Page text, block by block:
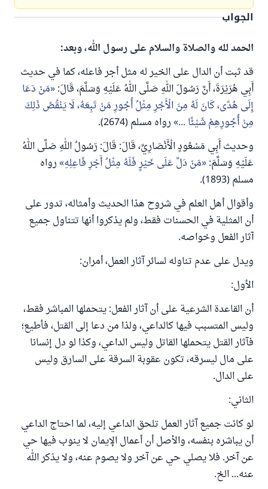
الجواب
الحمد لله والصلاة والسلام على رسول الله، وبعد:
قد ثبت أن الدال على الخير له مثل أجر فاعله، كما في حديث
أَبِي هُرَيْرَةَ، أَنَّ رَسُولَ اللهِ صَلَّى اللهُ عَلَيْهِ وَسَلَّمَ، قَالَ: مَنْ دَعَا
إِلَى هُدًى، كَانَ لَهُ مِنَ الْأَجْرِ مِثْلُ أُجُورِ مَنْ تَبِعَهُ، لَا يَنْقُصُ ذَلِكَ
مِنْ أُجُورِهِمْ شَيْئًا ... رواه مسلم (2674).
وحديث أَبِي مَسْعُودٍ الْأَنْصَارِيِّ، قَالَ: قَالَ: رَسُولُ اللهِ صَلَّى اللهُ
عَلَيْهِ وَسَلَّمَ: مَنْ دَلَّ عَلَى خَيْرٍ فَلَهُ مِثْلُ أَجْرِ فَاعِلِهِ رواه
مسلم (1893).
وأقوال أهل العلم في شروح هذا الحديث وأمثاله، تدور على
أن المثلية في الحسنات فقط، ولم يذكروا أنها تتناول جميع
آثار الفعل وخواصه.
ويدل على عدم تناوله لسائر آثار العمل، أمران:
الأول:
أن القاعدة الشرعية على أن آثار الفعل: يتحملها المباشر فقط،
وليس المتسبب فيها كالداعي، ولذا من دعا إلى القتل، فأطيع؛
فآثار القتل يتحملها القاتل وليس الداعي، وكذا لو دل إنسانا
على مال ليسرقه، تكون عقوبة السرقة على السارق وليس
على الدال.
الثاني:
لو كانت جميع آثار العمل تلحق الداعي إليه، لما احتاج الداعي
أن يباشره بنفسه، والأصل أن أعمال الإيمان لا ينوب فيها حي
عن آخر. فلا يصلي حي عن آخر ولا يصوم عنه، ولا يذكر الله
عنه... الخ.